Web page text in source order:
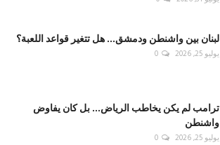
لبنان بين واشنطن ودمشق... هل تتغير قواعد اللعبة؟
يوليو 25, 2026 0
ترامب لم يكن يخاطب الرياض... بل كان يفاوض
واشنطن
يوليو 25, 2026 0